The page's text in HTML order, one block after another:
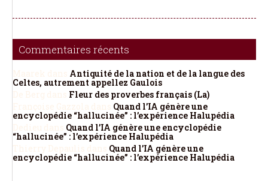
Commentaires récents
Antiquité de la nation et de la langue des
Celtes, autrement appellez Gaulois
Fleur des proverbes français (La)
Quand l’IA génère une
encyclopédie “hallucinée” : l’expérience Halupédia
Quand l’IA génère une encyclopédie
“hallucinée” : l’expérience Halupédia
Quand l’IA génère une
encyclopédie “hallucinée” : l’expérience Halupédia